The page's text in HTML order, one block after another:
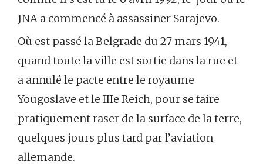
JNA a commencé à assassiner Sarajevo.
Où est passé la Belgrade du 27 mars 1941,
quand toute la ville est sortie dans la rue et
a annulé le pacte entre le royaume
Yougoslave et le IIIe Reich, pour se faire
pratiquement raser de la surface de la terre,
quelques jours plus tard par l’aviation
allemande.